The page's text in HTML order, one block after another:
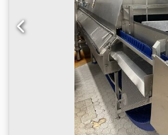
Schneiden nicht und besitzt
gegen Schnitte, Fluessigkeiten,
und Laugen Alle diese
und putzen. Aus Edel Szahl ,2
METZGER PAKET Art. 303.202
1720 Djdep H Tkfopfx Apbowa
Freistehender Mischer fuer
PR15 Handfuellmaschine 15l
zum Zehrhacken des